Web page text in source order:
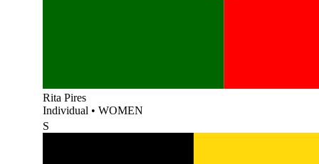
Rita Pires
Individual • WOMEN
S